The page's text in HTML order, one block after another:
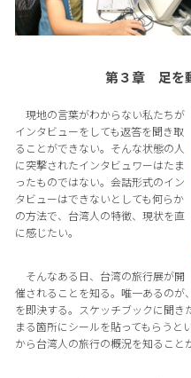
第３章 足を
現地の言葉がわからない私たちが
インタビューをしても返答を聞き取
ることができない。そんな状態の人
に突撃されたインタビュワーはたま
ったものではない。会話形式のイン
タビューはできないとしても何らか
の方法で、台湾人の特徴、現状を直
に感じたい。
そんなある日、台湾の旅行展が開
催されることを知る。唯一あるのが
を即決する。スケッチブックに聞き
まる箇所にシールを貼ってもらうと
から台湾人の旅行の概況を知ること